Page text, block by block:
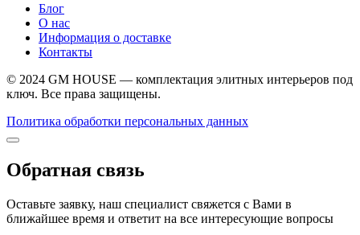
Блог
О нас
Информация о доставке
Контакты
© 2024 GM HOUSE — комплектация элитных интерьеров под
ключ. Все права защищены.
Политика обработки персональных данных
Обратная связь
Оставьте заявку, наш специалист свяжется с Вами в
ближайшее время и ответит на все интересующие вопросы